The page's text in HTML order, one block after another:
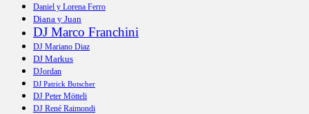
Daniel y Lorena Ferro
Diana y Juan
DJ Marco Franchini
DJ Mariano Diaz
DJ Markus
DJordan
DJ Patrick Butscher
DJ Peter Mötteli
DJ René Raimondi